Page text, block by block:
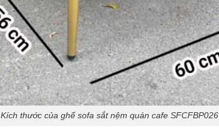
Kích thước của ghế sofa sắt nệm quán cafe SFCFBP026